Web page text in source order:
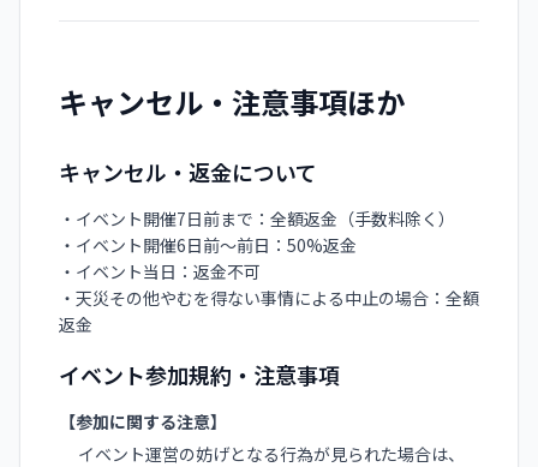
キャンセル・注意事項ほか
キャンセル・返金について
・イベント開催7日前まで：全額返金（手数料除く）
・イベント開催6日前〜前日：50%返金
・イベント当日：返金不可
・天災その他やむを得ない事情による中止の場合：全額
返金
イベント参加規約・注意事項
【参加に関する注意】
イベント運営の妨げとなる行為が見られた場合は、